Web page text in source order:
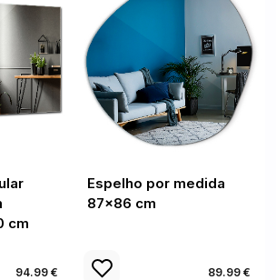
cm
94.99 €
Espelho por medida
87x86 cm
89.99 €